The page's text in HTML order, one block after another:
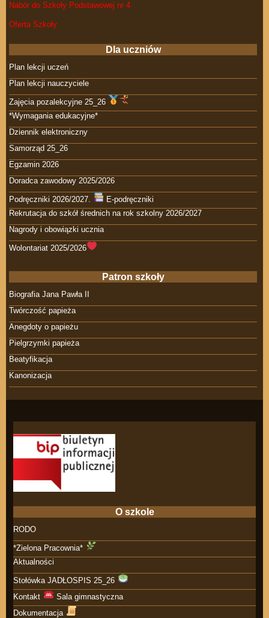
Nabór do Szkoły Podstawowej nr 4
Oferta Szkoły
Dla uczniów
Plan lekcji uczeń
Plan lekcji nauczyciele
Zajęcia pozalekcyjne 25_26
*Wymagania edukacyjne*
Dziennik elektroniczny
Samorząd 25_26
Egzamin 2026
Doradca zawodowy 2025/2026
Podręczniki 2026/2027.
E-podręczniki
Rekrutacja do szkół średnich na rok szkolny 2026/2027
Nagrody i obowiązki ucznia
Wolontariat 2025/2026
Patron szkoły
Biografia Jana Pawła II
Twórczość papieża
Anegdoty o papieżu
Pielgrzymki papieża
Beatyfikacja
Kanonizacja
O szkole
RODO
*Zielona Pracownia*
Aktualności
Stołówka JADŁOSPIS 25_26
Kontakt
Sala gimnastyczna
Dokumentacja